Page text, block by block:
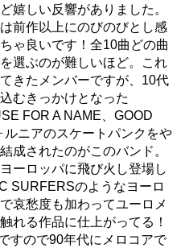
嬉しい反響がありました。
前作以上にのびのびとし感
ゃ良いです！全10曲どの曲
選ぶのが難しいほど。これ
きたメンバーですが、10代
むきっかけとなった
FOR A NAME、GOOD
ニアのスケートパンクをや
成されたのがこのバンド。
ーロッパに飛び火し登場し
SURFERSのようなヨーロ
哀愁度も加わってユーロメ
れる作品に仕上がってる！
すので90年代にメロコアで